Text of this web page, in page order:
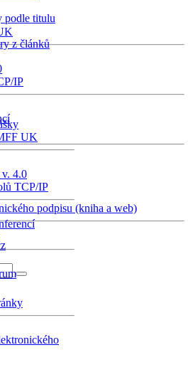
IP
podpisu (kniha a web)
podle titulu
z článků
UK
v. 4.0
TCP/IP